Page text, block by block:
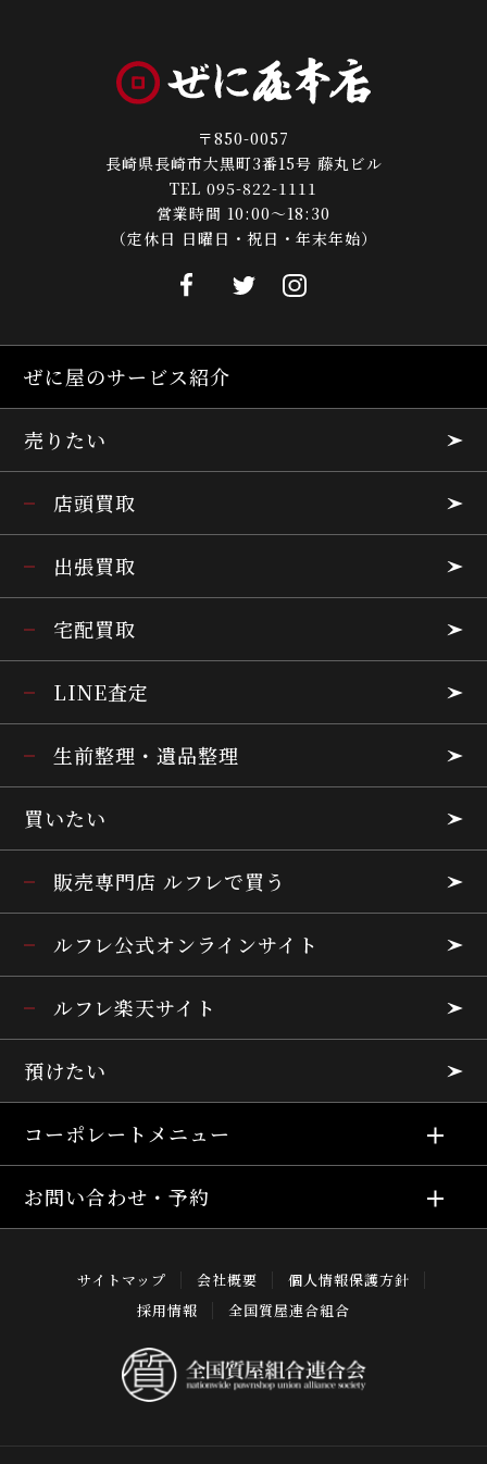
〒850-0057
長崎県長崎市大黒町3番15号 藤丸ビル
TEL 095-822-1111
営業時間 10:00～18:30
（定休日 日曜日・祝日・年末年始）
ぜに屋のサービス紹介
売りたい
店頭買取
出張買取
宅配買取
LINE査定
生前整理・遺品整理
買いたい
販売専門店 ルフレで買う
ルフレ公式オンラインサイト
ルフレ楽天サイト
預けたい
コーポレートメニュー
お問い合わせ・予約
サイトマップ 会社概要
個人情報保護方針
採用情報
全国質屋連合組合